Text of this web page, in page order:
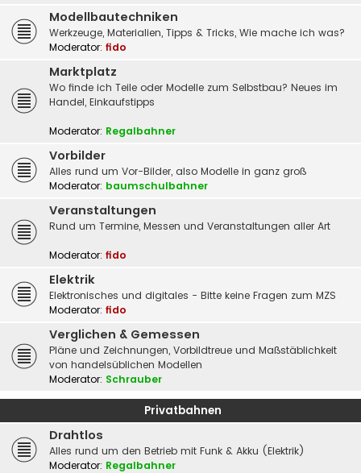
Modellbautechniken
Werkzeuge, Materialien, Tipps & Tricks, Wie mache ich was?
Moderator: fido
Marktplatz
Wo finde ich Teile oder Modelle zum Selbstbau? Neues im
Handel, Einkaufstipps
Moderator: Regalbahner
Vorbilder
Alles rund um Vor-Bilder, also Modelle in ganz groß
Moderator: baumschulbahner
Veranstaltungen
Rund um Termine, Messen und Veranstaltungen aller Art
Moderator: fido
Elektrik
Elektronisches und digitales - Bitte keine Fragen zum MZS
Moderator: fido
Verglichen & Gemessen
Pläne und Zeichnungen, Vorbildtreue und Maßstäblichkeit
von handelsüblichen Modellen
Moderator: Schrauber
Privatbahnen
Drahtlos
Alles rund um den Betrieb mit Funk & Akku (Elektrik)
Moderator: Regalbahner